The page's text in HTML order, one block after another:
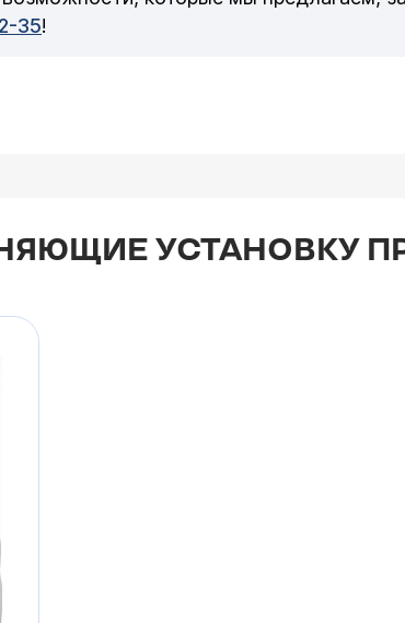
35!
УСТАНОВКУ